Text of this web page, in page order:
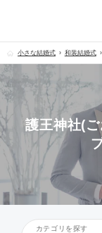
小さな結婚式 和装結婚式
護王神社(
カテゴリを探す